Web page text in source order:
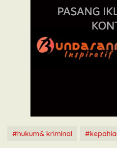
#hukum& kriminal